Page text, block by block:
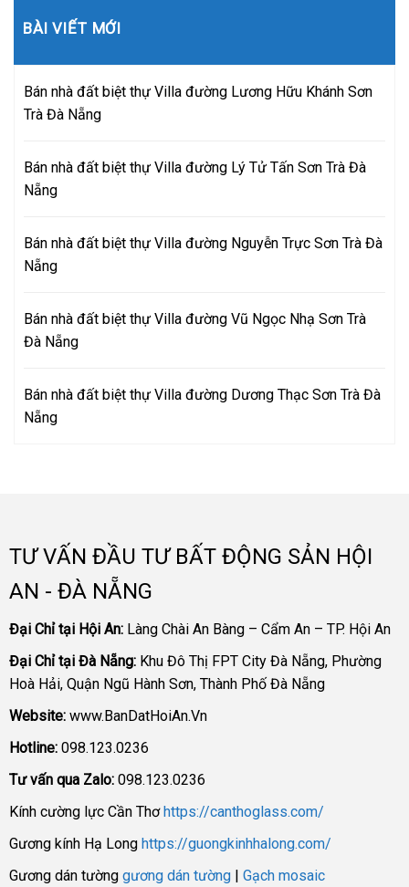
BÀI VIẾT MỚI
Bán nhà đất biệt thự Villa đường Lương Hữu Khánh Sơn
Trà Đà Nẵng
Bán nhà đất biệt thự Villa đường Lý Tử Tấn Sơn Trà Đà
Nẵng
Bán nhà đất biệt thự Villa đường Nguyễn Trực Sơn Trà Đà
Nẵng
Bán nhà đất biệt thự Villa đường Vũ Ngọc Nhạ Sơn Trà
Đà Nẵng
Bán nhà đất biệt thự Villa đường Dương Thạc Sơn Trà Đà
Nẵng
TƯ VẤN ĐẦU TƯ BẤT ĐỘNG SẢN HỘI
AN - ĐÀ NẴNG
Đại Chỉ tại Hội An:Làng Chài An Bàng – Cẩm An – TP. Hội An
Đại Chỉ tại Đà Nẵng:Khu Đô Thị FPT City Đà Nẵng, Phường
Hoà Hải, Quận Ngũ Hành Sơn, Thành Phố Đà Nẵng
Website:www.BanDatHoiAn.Vn
Hotline:098.123.0236
Tư vấn qua Zalo:098.123.0236
Kính cường lực Cần Thơhttps://canthoglass.com/
Gương kính Hạ Long https://guongkinhhalong.com/
Gương dán tường gương dán tường| Gạch mosaic